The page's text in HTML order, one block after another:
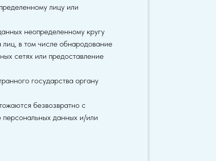
лицу или
неопределенному кругу
в том числе обнародование
сетях или предоставление
государства органу
безвозвратно с
данных и/или